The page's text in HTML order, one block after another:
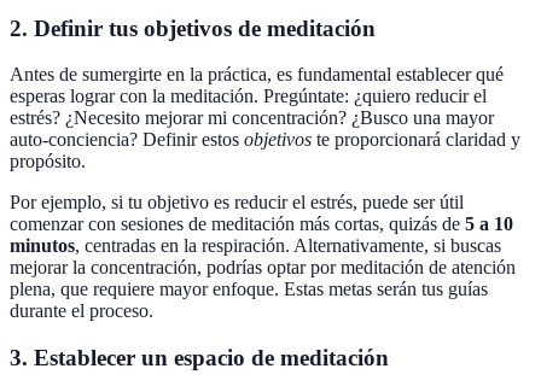
2. Definir tus objetivos de meditación
Antes de sumergirte en la práctica, es fundamental establecer qué
esperas lograr con la meditación. Pregúntate: ¿quiero reducir el
estrés? ¿Necesito mejorar mi concentración? ¿Busco una mayor
auto-conciencia? Definir estos objetivos te proporcionará claridad y
propósito.
Por ejemplo, si tu objetivo es reducir el estrés, puede ser útil
comenzar con sesiones de meditación más cortas, quizás de 5 a 10
minutos, centradas en la respiración. Alternativamente, si buscas
mejorar la concentración, podrías optar por meditación de atención
plena, que requiere mayor enfoque. Estas metas serán tus guías
durante el proceso.
3. Establecer un espacio de meditación